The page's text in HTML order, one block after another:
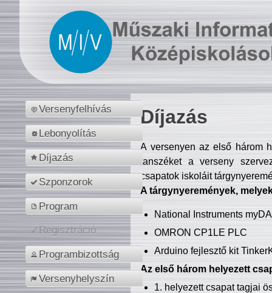
Versenyfelhívás
Lebonyolítás
Díjazás
Szponzorok
Program
Regisztráció
Programbizottság
Versenyhelyszín
Díjazás
A versenyen az első három
tanszéket a verseny
csapatok iskoláit
A tárgynyeremények,
National Instruments
OMRON CP1LE PLC
Arduino fejlesztő kit
Az első három helyezett
1. helyezett csapat tagjai